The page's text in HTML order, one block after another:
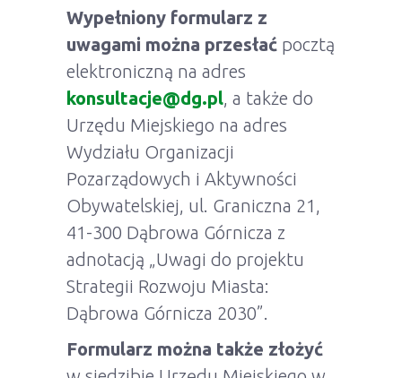
Wypełniony formularz z
uwagami można przesłać pocztą
elektroniczną na adres
konsultacje@dg.pl , a także do
Urzędu Miejskiego na adres
Wydziału Organizacji
Pozarządowych i Aktywności
Obywatelskiej, ul. Graniczna 21,
41-300 Dąbrowa Górnicza z
adnotacją „Uwagi do projektu
Strategii Rozwoju Miasta:
Dąbrowa Górnicza 2030”.
Formularz można także złożyć